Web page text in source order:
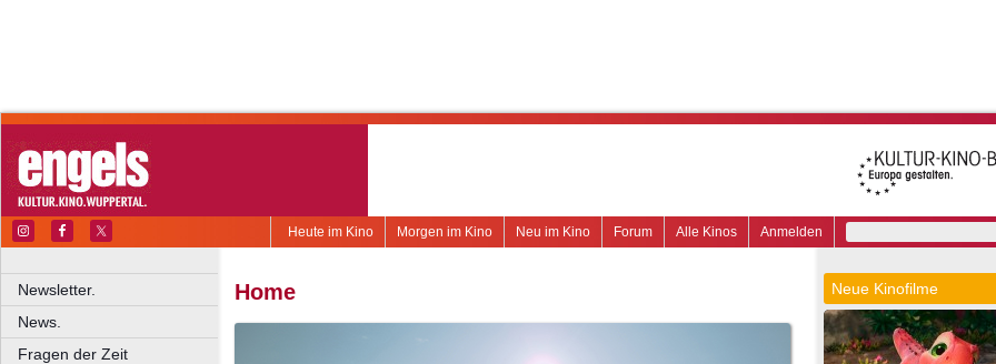
Anmelden
Alle Kinos
Forum
Neu im Kino
Morgen im Kino
Heute im Kino
Newsletter.
News.
Fragen der Zeit
Home Neue Kinofilme